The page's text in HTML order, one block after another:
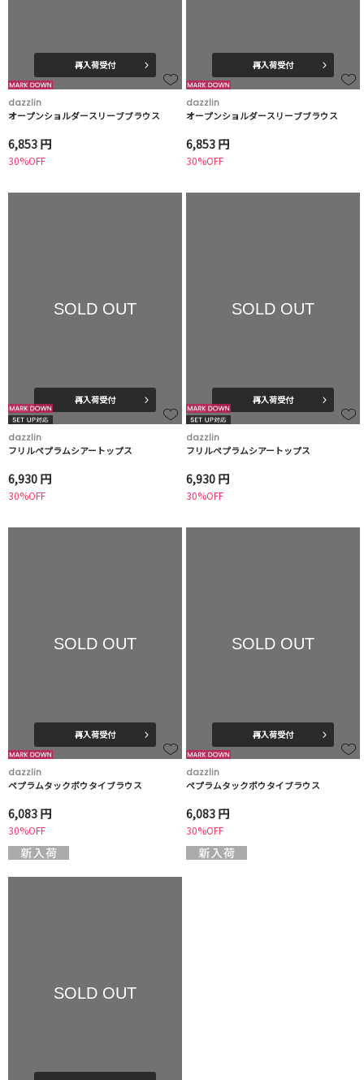
再入荷受付
dazzlin
オープンショルダースリーブブラウス
6,853 円
30%OFF
再入荷受付
dazzlin
オープンショルダースリーブブラウス
6,853 円
30%OFF
SOLD OUT
再入荷受付
dazzlin
フリルペプラムシアートップス
6,930 円
30%OFF
SOLD OUT
再入荷受付
dazzlin
フリルペプラムシアートップス
6,930 円
30%OFF
SOLD OUT
再入荷受付
dazzlin
ペプラムタックボウタイブラウス
6,083 円
30%OFF
SOLD OUT
再入荷受付
dazzlin
ペプラムタックボウタイブラウス
6,083 円
30%OFF
SOLD OUT